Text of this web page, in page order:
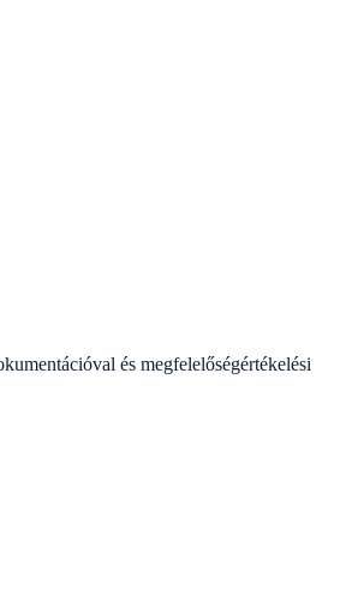
és megfelelőségértékelési